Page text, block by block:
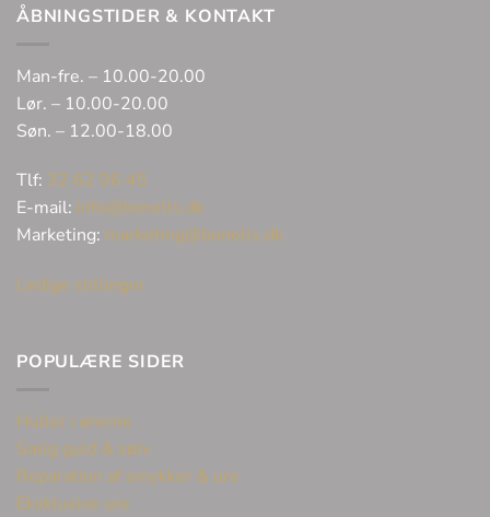
ÅBNINGSTIDER & KONTAKT
Man-fre. – 10.00-20.00
Lør. – 10.00-20.00
Søn. – 12.00-18.00
Tlf: 32 62 06 45
E-mail: info@bonells.dk
Marketing: marketing@bonells.dk
Ledige stillinger
POPULÆRE SIDER
Huller i ørerne
Sælg guld & sølv
Reparation af smykker & ure
Eksklusive ure